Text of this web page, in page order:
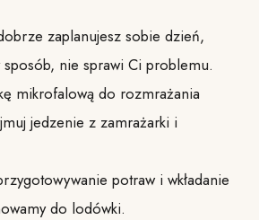
zaplanujesz sobie dzień,
sposób, nie sprawi Ci problemu.
mikrofalową do rozmrażania
jedzenie z zamrażarki i
potraw i wkładanie
do lodówki.